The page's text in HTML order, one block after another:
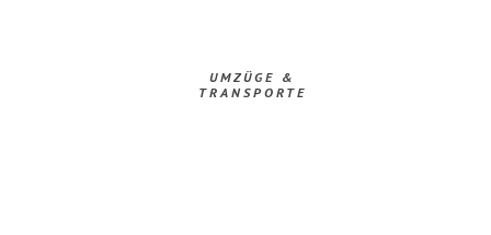
UMZÜGE &
TRANSPORTE